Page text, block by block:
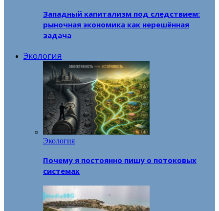
Западный капитализм под следствием:
рыночная экономика как нерешённая
задача
Экология
Экология
Почему я постоянно пишу о потоковых
системах